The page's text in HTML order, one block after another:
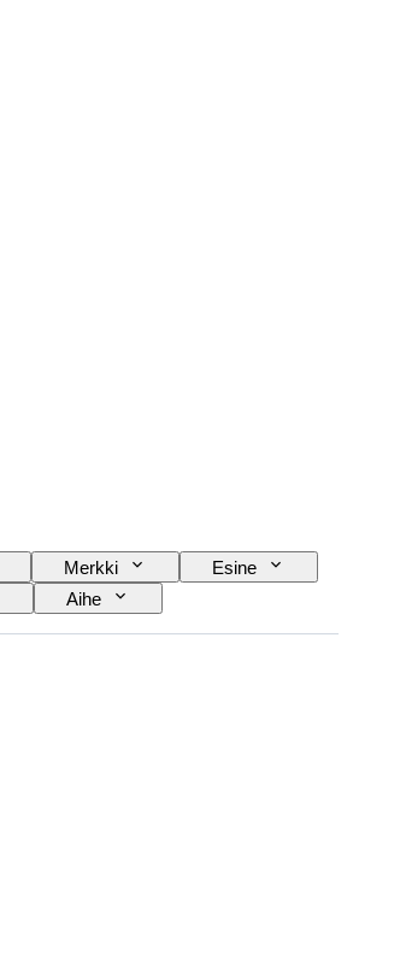
Merkki
Esine
Aihe
Alkuperäinen / kopio